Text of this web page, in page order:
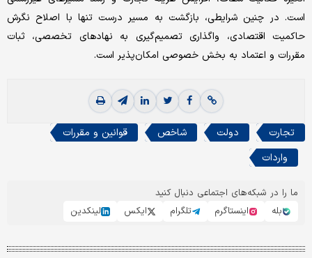
است. در چنین شرایطی، بازگشت به مسیر درست تنها با اصلاح نگرش
حاکمیت اقتصادی، واگذاری تصمیم‌گیری به نهادهای تخصصی، ثبات
مقررات و اعتماد به بخش خصوصی امکان‌پذیر است.
تجارت دولت شاخص
قوانین و مقررات
واردات
ما را در شبکه‌های اجتماعی دنبال کنید
بله
اینستاگرم تلگرام ایکس لینکدین